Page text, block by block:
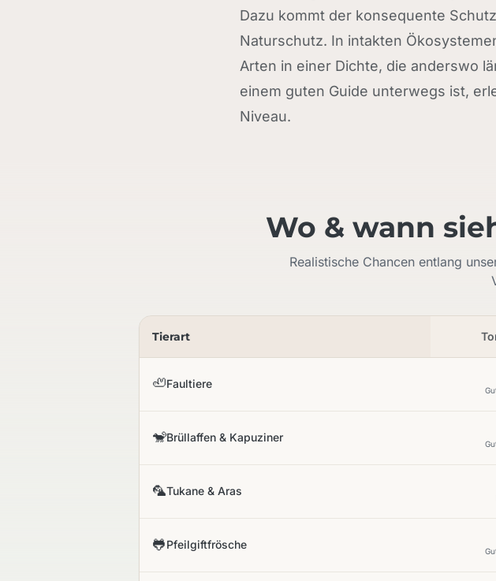
Dazu kommt der konsequente
Naturschutz. In intakten
Arten in einer Dichte, die anderswo
einem guten Guide unterwegs ist,
Niveau.
Wo & wann
Realistische Chancen entlang
Tierart
🦥Faultiere
🐒Brüllaffen & Kapuziner
🦜Tukane & Aras
🐸Pfeilgiftfrösche